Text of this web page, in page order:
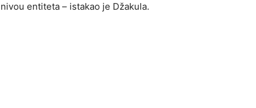
entiteta – istakao je Džakula.